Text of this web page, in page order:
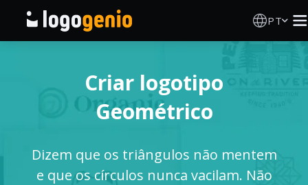
PT
Gerador de logótipos IA
Produtos impressos
Criar logotipo
Geométrico
Dizem que os triângulos não mentem
e que os círculos nunca vacilam. Não